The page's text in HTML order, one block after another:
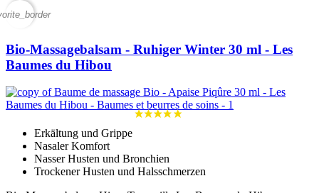
Bio-Massagebalsam - Ruhiger Winter 30 ml - Les
Baumes du Hibou
Erkältung und Grippe
Nasaler Komfort
Nasser Husten und Bronchien
Trockener Husten und Halsschmerzen